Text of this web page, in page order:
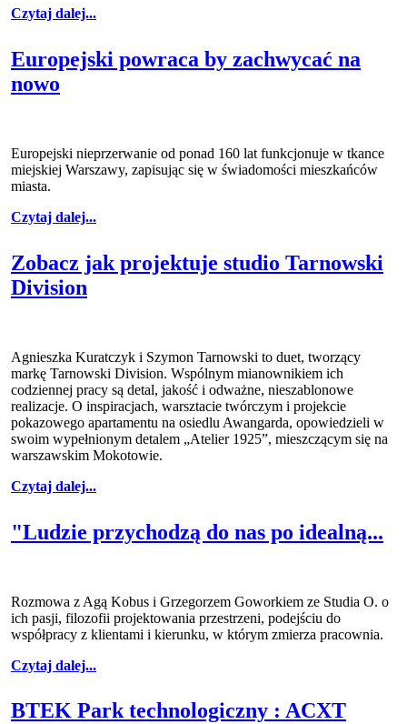
Czytaj dalej...
Europejski powraca by zachwycać na
nowo
Europejski nieprzerwanie od ponad 160 lat funkcjonuje w tkance
miejskiej Warszawy, zapisując się w świadomości mieszkańców
miasta.
Czytaj dalej...
Zobacz jak projektuje studio Tarnowski
Division
Agnieszka Kuratczyk i Szymon Tarnowski to duet, tworzący
markę Tarnowski Division. Wspólnym mianownikiem ich
codziennej pracy są detal, jakość i odważne, nieszablonowe
realizacje. O inspiracjach, warsztacie twórczym i projekcie
pokazowego apartamentu na osiedlu Awangarda, opowiedzieli w
swoim wypełnionym detalem „Atelier 1925”, mieszczącym się na
warszawskim Mokotowie.
Czytaj dalej...
"Ludzie przychodzą do nas po idealną...
Rozmowa z Agą Kobus i Grzegorzem Goworkiem ze Studia O. o
ich pasji, filozofii projektowania przestrzeni, podejściu do
współpracy z klientami i kierunku, w którym zmierza pracownia.
Czytaj dalej...
BTEK Park technologiczny : ACXT